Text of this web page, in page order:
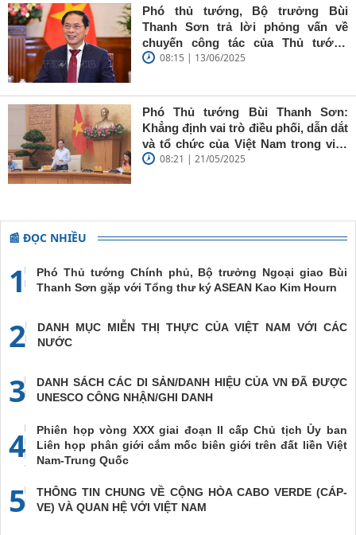
báo trẻ cần
giữ vững
'tâm trong,
Phó thủ tướng, Bộ trưởng Bùi
Thanh Sơn trả lời phỏng vấn về
chuyến công tác của Thủ tướng
Chính phủ đến Estonia, Pháp và
08:15 | 13/06/2025
Phó Thủ tướng Bùi Thanh Sơn:
Khẳng định vai trò điều phối, dẫn dắt
và tổ chức của Việt Nam trong việc
đề cao chủ nghĩa đa phương, đoàn
08:21 | 21/05/2025
📰 ĐỌC NHIỀU
1
Phó Thủ tướng Chính phủ, Bộ trưởng Ngoại giao Bùi
Thanh Sơn gặp với Tổng thư ký ASEAN Kao Kim Hourn
2
DANH MỤC MIỄN THỊ THỰC CỦA VIỆT NAM VỚI CÁC
NƯỚC
3
DANH SÁCH CÁC DI SẢN/DANH HIỆU CỦA VN ĐÃ ĐƯỢC
UNESCO CÔNG NHẬN/GHI DANH
4
Phiên họp vòng XXX giai đoạn II cấp Chủ tịch Ủy ban
Liên họp phân giới cắm mốc biên giới trên đất liền Việt
Nam-Trung Quốc
5
THÔNG TIN CHUNG VỀ CỘNG HÒA CABO VERDE (CÁP-
VE) VÀ QUAN HỆ VỚI VIỆT NAM